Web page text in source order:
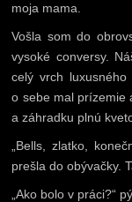
moja mama.
Vošla som do
vysoké conversy.
celý vrch
o sebe mal prízemie
a záhradku plnú
„Bells, zlatko,
prešla do obývačky.
„Ako bolo v práci?“